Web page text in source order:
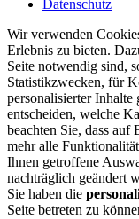
Datenschutz
Wir verwenden
Erlebnis zu bieten.
Seite notwendig sind,
Statistikzwecken, für
personalisierter Inhalte
entscheiden, welche
beachten Sie, dass
mehr alle
Ihnen getroffene
nachträglich geändert
Sie haben die
Seite betreten zu